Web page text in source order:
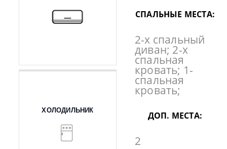
ХОЛОДИЛЬНИК
СПАЛЬНЫЕ МЕСТА:
2-х спальный
диван; 2-х
спальная
кровать; 1-
спальная
кровать;
ДОП. МЕСТА:
2